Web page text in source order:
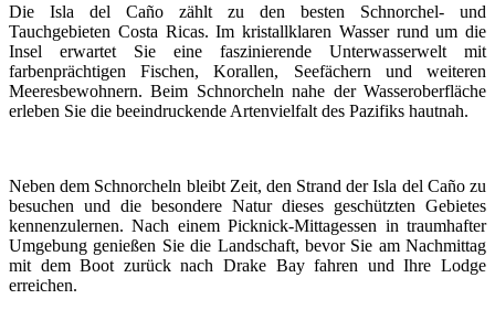
Die Isla del Caño zählt zu den besten Schnorchel- und
Tauchgebieten Costa Ricas. Im kristallklaren Wasser rund um die
Insel erwartet Sie eine faszinierende Unterwasserwelt mit
farbenprächtigen Fischen, Korallen, Seefächern und weiteren
Meeresbewohnern. Beim Schnorcheln nahe der Wasseroberfläche
erleben Sie die beeindruckende Artenvielfalt des Pazifiks hautnah.
Neben dem Schnorcheln bleibt Zeit, den Strand der Isla del Caño zu
besuchen und die besondere Natur dieses geschützten Gebietes
kennenzulernen. Nach einem Picknick-Mittagessen in traumhafter
Umgebung genießen Sie die Landschaft, bevor Sie am Nachmittag
mit dem Boot zurück nach Drake Bay fahren und Ihre Lodge
erreichen.